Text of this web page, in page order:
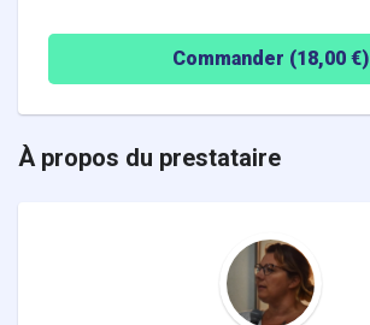
Commander (18,00€)
À propos du prestataire